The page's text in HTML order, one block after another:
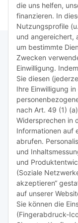
TiDis Lizenzsystem
Meist besuchte
Tipps & Tricks rund
TiDis Videos auf
Nachfüllpreise für
Refillservice
TiDis
TiDis PC &
die uns helfen,
finanzieren. In
Nutzungsprofile
und angereichert,
um bestimmte
Zwecken
Einwilligung.
Sie diesen
Ihre Einwilligung
nach Art. 49 (1)
Widersprechen in
Informationen auf
abrufen.
und
und
(Soziale
akzeptieren“
auf unserer
Sie können die
(Fingerabdruck-